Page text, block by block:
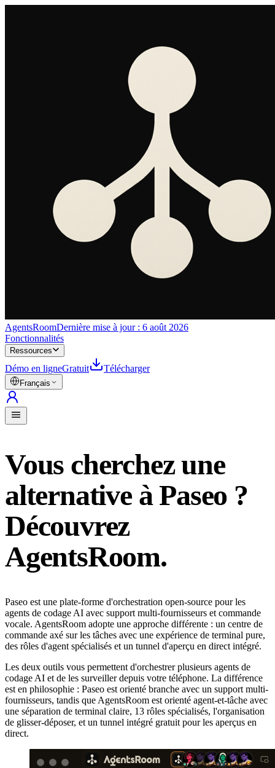
AgentsRoomDernière mise à jour : 6 août 2026
Fonctionnalités
Ressources
Démo en ligneGratuit Télécharger
Français
Vous cherchez une
alternative à Paseo ?
Découvrez
AgentsRoom.
Paseo est une plate-forme d'orchestration open-source pour les
agents de codage AI avec support multi-fournisseurs et commande
vocale. AgentsRoom adopte une approche différente : un centre de
commande axé sur les tâches avec une expérience de terminal pure,
des rôles d'agent spécialisés et un tunnel d'aperçu en direct intégré.
Les deux outils vous permettent d'orchestrer plusieurs agents de
codage AI et de les surveiller depuis votre téléphone. La différence
est en philosophie : Paseo est orienté branche avec un support multi-
fournisseurs, tandis que AgentsRoom est orienté agent-et-tâche avec
une séparation de terminal claire, 13 rôles spécialisés, l'organisation
de glisser-déposer, et un tunnel intégré gratuit pour les aperçus en
direct.